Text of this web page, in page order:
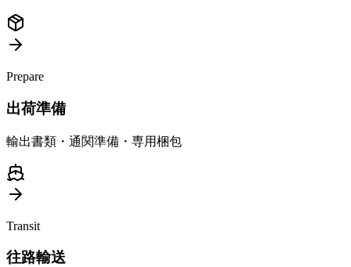
Prepare
出荷準備
輸出書類・通関準備・専用梱包
Transit
往路輸送